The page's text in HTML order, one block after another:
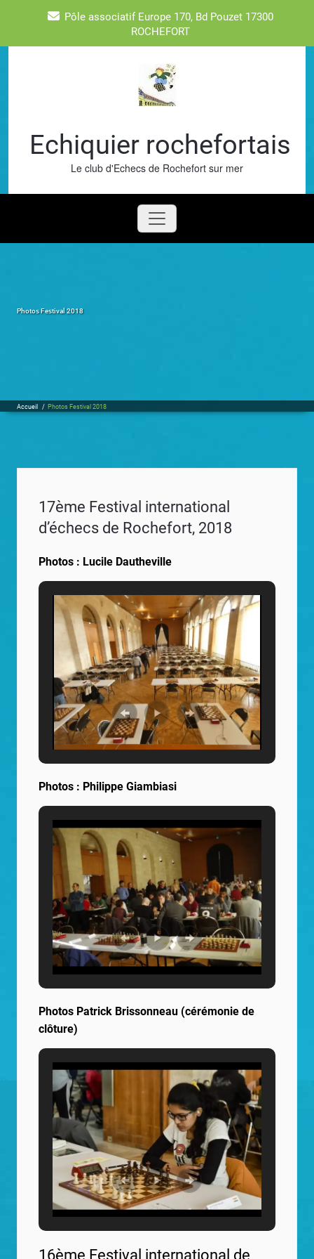
Pôle associatif Europe 170, Bd Pouzet 17300
ROCHEFORT
Echiquier rochefortais
Le club d'Echecs de Rochefort sur mer
Photos Festival 2018
Accueil / Photos Festival 2018
17ème Festival international
d’échecs de Rochefort, 2018
Photos : Lucile Dautheville
Photos : Philippe Giambiasi
Photos Patrick Brissonneau (cérémonie de
clôture)
16ème Festival international de